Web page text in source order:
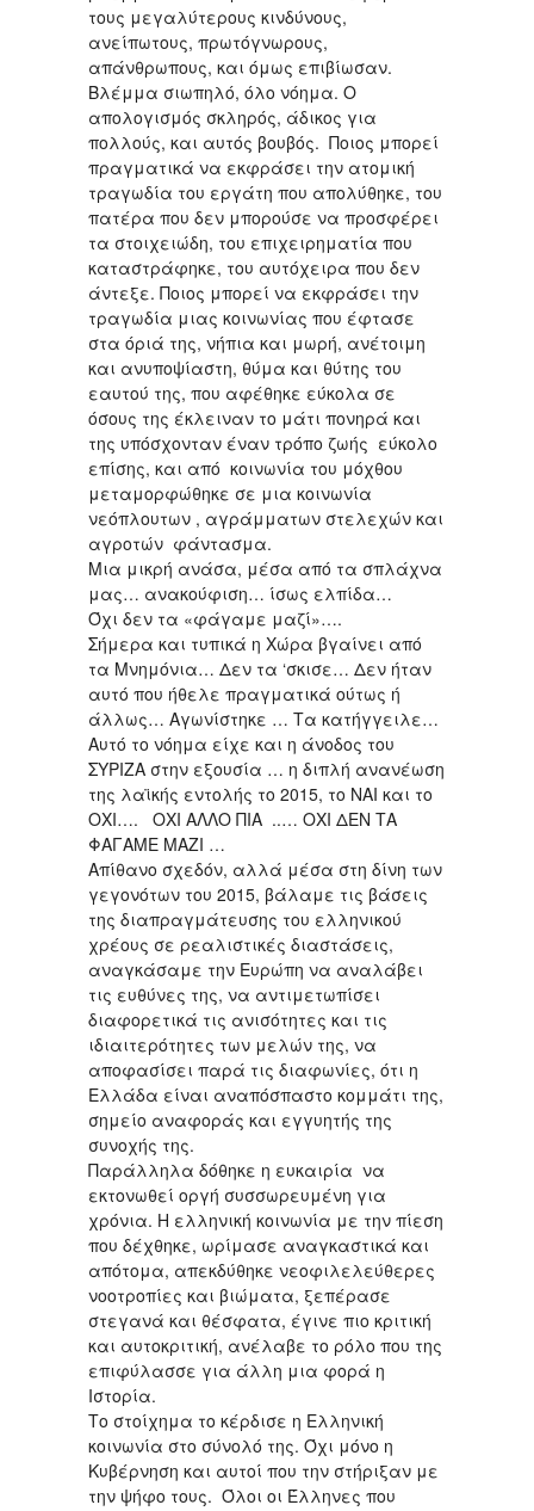
τους μεγαλύτερους κινδύνους,
ανείπωτους, πρωτόγνωρους,
απάνθρωπους, και όμως επιβίωσαν.
Βλέμμα σιωπηλό, όλο νόημα. Ο
απολογισμός σκληρός, άδικος για
πολλούς, και αυτός βουβός. Ποιος μπορεί
πραγματικά να εκφράσει την ατομική
τραγωδία του εργάτη που απολύθηκε, του
πατέρα που δεν μπορούσε να προσφέρει
τα στοιχειώδη, του επιχειρηματία που
καταστράφηκε, του αυτόχειρα που δεν
άντεξε. Ποιος μπορεί να εκφράσει την
τραγωδία μιας κοινωνίας που έφτασε
στα όριά της, νήπια και μωρή, ανέτοιμη
και ανυποψίαστη, θύμα και θύτης του
εαυτού της, που αφέθηκε εύκολα σε
όσους της έκλειναν το μάτι πονηρά και
της υπόσχονταν έναν τρόπο ζωής εύκολο
επίσης, και από κοινωνία του μόχθου
μεταμορφώθηκε σε μια κοινωνία
νεόπλουτων , αγράμματων στελεχών και
αγροτών φάντασμα.
Μια μικρή ανάσα, μέσα από τα σπλάχνα
μας… ανακούφιση… ίσως ελπίδα…
Όχι δεν τα «φάγαμε μαζί»….
Σήμερα και τυπικά η Χώρα βγαίνει από
τα Μνημόνια… Δεν τα ‘σκισε… Δεν ήταν
αυτό που ήθελε πραγματικά ούτως ή
άλλως… Αγωνίστηκε … Τα κατήγγειλε…
Αυτό το νόημα είχε και η άνοδος του
ΣΥΡΙΖΑ στην εξουσία … η διπλή ανανέωση
της λαϊκής εντολής το 2015, το ΝΑΙ και το
ΟΧΙ…. ΟΧΙ ΑΛΛΟ ΠΙΑ ..… ΟΧΙ ΔΕΝ ΤΑ
ΦΑΓΑΜΕ ΜΑΖΙ …
Απίθανο σχεδόν, αλλά μέσα στη δίνη των
γεγονότων του 2015, βάλαμε τις βάσεις
της διαπραγμάτευσης του ελληνικού
χρέους σε ρεαλιστικές διαστάσεις,
αναγκάσαμε την Ευρώπη να αναλάβει
τις ευθύνες της, να αντιμετωπίσει
διαφορετικά τις ανισότητες και τις
ιδιαιτερότητες των μελών της, να
αποφασίσει παρά τις διαφωνίες, ότι η
Ελλάδα είναι αναπόσπαστο κομμάτι της,
σημείο αναφοράς και εγγυητής της
συνοχής της.
Παράλληλα δόθηκε η ευκαιρία να
εκτονωθεί οργή συσσωρευμένη για
χρόνια. Η ελληνική κοινωνία με την πίεση
που δέχθηκε, ωρίμασε αναγκαστικά και
απότομα, απεκδύθηκε νεοφιλελεύθερες
νοοτροπίες και βιώματα, ξεπέρασε
στεγανά και θέσφατα, έγινε πιο κριτική
και αυτοκριτική, ανέλαβε το ρόλο που της
επιφύλασσε για άλλη μια φορά η
Ιστορία.
Το στοίχημα το κέρδισε η Ελληνική
κοινωνία στο σύνολό της. Όχι μόνο η
Κυβέρνηση και αυτοί που την στήριξαν με
την ψήφο τους. Όλοι οι Έλληνες που